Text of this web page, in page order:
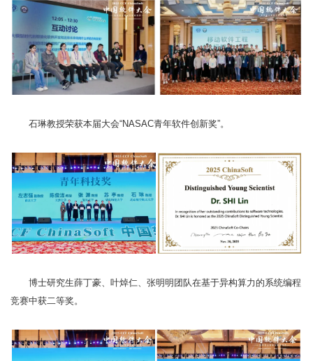
石琳教授荣获本届大会“NASAC青年软件创新奖”。
博士研究生薛丁豪、叶焯仁、张明明团队在基于异构算力的系统编程
竞赛中获二等奖。